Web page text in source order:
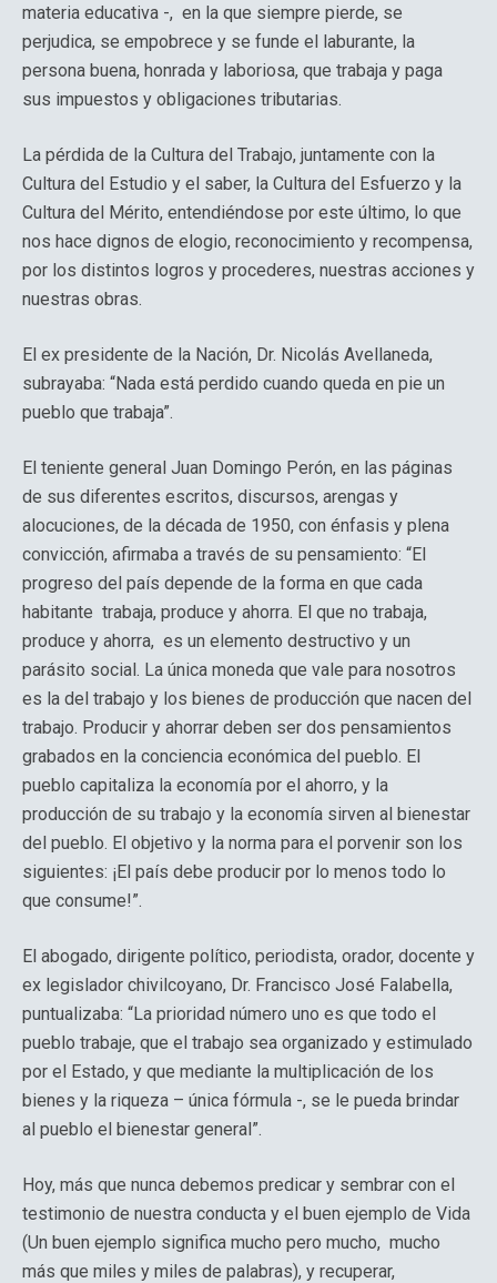
materia educativa -, en la que siempre pierde, se
perjudica, se empobrece y se funde el laburante, la
persona buena, honrada y laboriosa, que trabaja y paga
sus impuestos y obligaciones tributarias.
La pérdida de la Cultura del Trabajo, juntamente con la
Cultura del Estudio y el saber, la Cultura del Esfuerzo y la
Cultura del Mérito, entendiéndose por este último, lo que
nos hace dignos de elogio, reconocimiento y recompensa,
por los distintos logros y procederes, nuestras acciones y
nuestras obras.
El ex presidente de la Nación, Dr. Nicolás Avellaneda,
subrayaba: “Nada está perdido cuando queda en pie un
pueblo que trabaja”.
El teniente general Juan Domingo Perón, en las páginas
de sus diferentes escritos, discursos, arengas y
alocuciones, de la década de 1950, con énfasis y plena
convicción, afirmaba a través de su pensamiento: “El
progreso del país depende de la forma en que cada
habitante trabaja, produce y ahorra. El que no trabaja,
produce y ahorra, es un elemento destructivo y un
parásito social. La única moneda que vale para nosotros
es la del trabajo y los bienes de producción que nacen del
trabajo. Producir y ahorrar deben ser dos pensamientos
grabados en la conciencia económica del pueblo. El
pueblo capitaliza la economía por el ahorro, y la
producción de su trabajo y la economía sirven al bienestar
del pueblo. El objetivo y la norma para el porvenir son los
siguientes: ¡El país debe producir por lo menos todo lo
que consume!”.
El abogado, dirigente político, periodista, orador, docente y
ex legislador chivilcoyano, Dr. Francisco José Falabella,
puntualizaba: “La prioridad número uno es que todo el
pueblo trabaje, que el trabajo sea organizado y estimulado
por el Estado, y que mediante la multiplicación de los
bienes y la riqueza – única fórmula -, se le pueda brindar
al pueblo el bienestar general”.
Hoy, más que nunca debemos predicar y sembrar con el
testimonio de nuestra conducta y el buen ejemplo de Vida
(Un buen ejemplo significa mucho pero mucho, mucho
más que miles y miles de palabras), y recuperar,